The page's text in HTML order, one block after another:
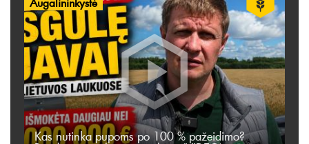
Kas nutinka pupoms po 100 % pažeidimo?